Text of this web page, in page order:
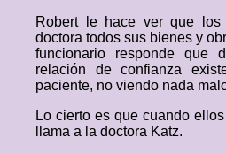
Robert le hace ver que
doctora todos sus bienes y
funcionario responde que
relación de confianza
paciente, no viendo nada
Lo cierto es que cuando
llama a la doctora Katz.